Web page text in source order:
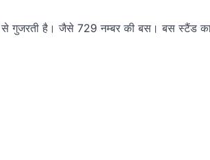
से गुजरती है। जैसे 729 नम्बर की बस। बस स्टैंड